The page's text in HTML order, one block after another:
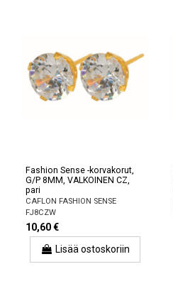
Fashion Sense -korvakorut,
G/P 8MM, VALKOINEN CZ,
pari
CAFLON FASHION SENSE
FJ8CZW
10,60 €
Lisää ostoskoriin